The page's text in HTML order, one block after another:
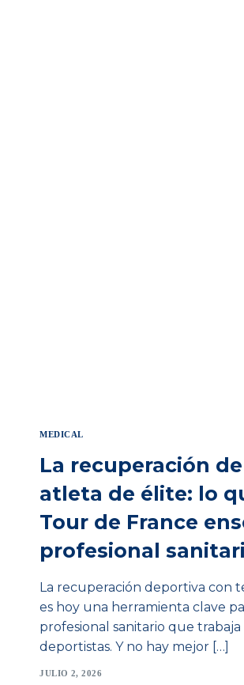
MEDICAL
La recuperación
atleta de élite: lo
Tour de France
profesional
La recuperación deportiva con
es hoy una herramienta clave
profesional sanitario que trabaja
deportistas. Y no hay mejor […]
JULIO 2, 2026